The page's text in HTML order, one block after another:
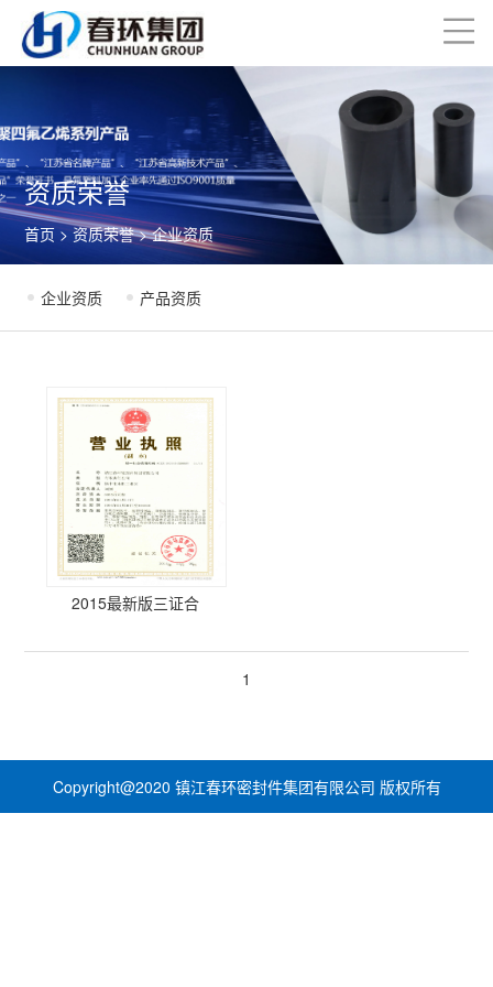
资质荣誉
首页 >资质荣誉> 企业资质
企业资质 产品资质
2015最新版三证合
1
Copyright@2020 镇江春环密封件集团有限公司 版权所有